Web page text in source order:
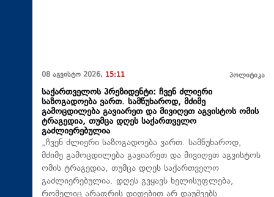
08 აგვისტო 2026, 15:11 პოლიტიკა
საქართველოს პრეზიდენტი: ჩვენ ძლიერი
საზოგადოება ვართ. სამწუხაროდ, მძიმე
გამოცდილება გავიარეთ და მივიღეთ აგვისტოს ომის
ტრაგედია, თუმცა დღეს საქართველო
გაძლიერებულია
„ჩვენ ძლიერი საზოგადოება ვართ. სამწუხაროდ,
მძიმე გამოცდილება გავიარეთ და მივიღეთ აგვისტოს
ომის ტრაგედია, თუმცა დღეს საქართველო
გაძლიერებულია. დღეს გვყავს ხელისუფლება,
რომელიც არაფრის დიდებით არ დაუშვებს